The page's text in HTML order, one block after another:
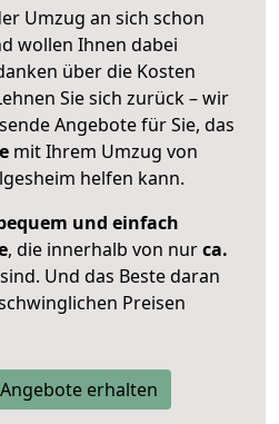
Umzug an sich schon
wollen Ihnen dabei
über die Kosten
Sie sich zurück – wir
Angebote für Sie, das
mit Ihrem Umzug von
helfen kann.
und einfach
, die innerhalb von nurca.
Und das Beste daran
Preisen
erhalten